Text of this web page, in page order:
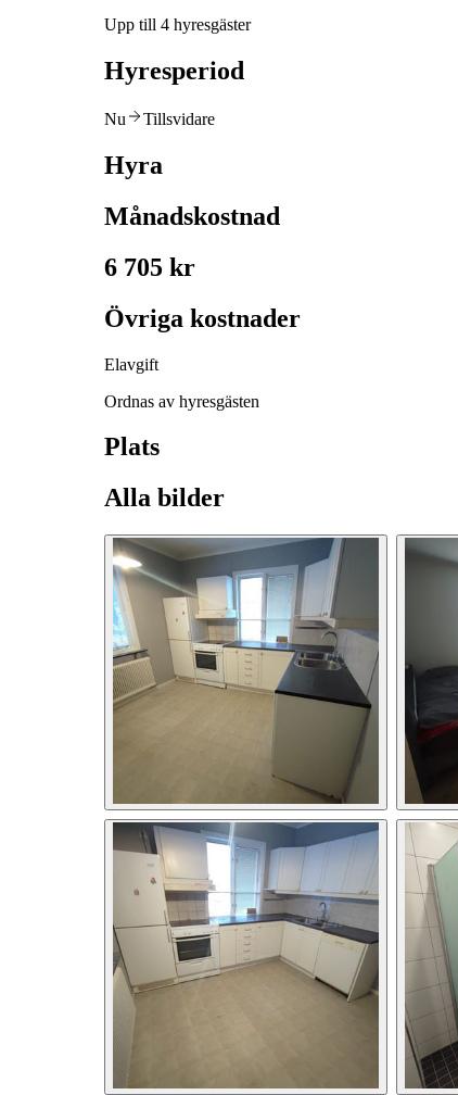
Upp till 4 hyresgäster
Hyresperiod
Nu Tillsvidare
Hyra
Månadskostnad
6 705 kr
Övriga kostnader
Elavgift
Ordnas av hyresgästen
Plats
Alla bilder